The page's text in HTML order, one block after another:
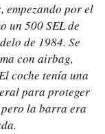
empezando por el
un 500 SEL de
de 1984. Se
con airbag,
coche tenía una
para proteger
pero la barra era